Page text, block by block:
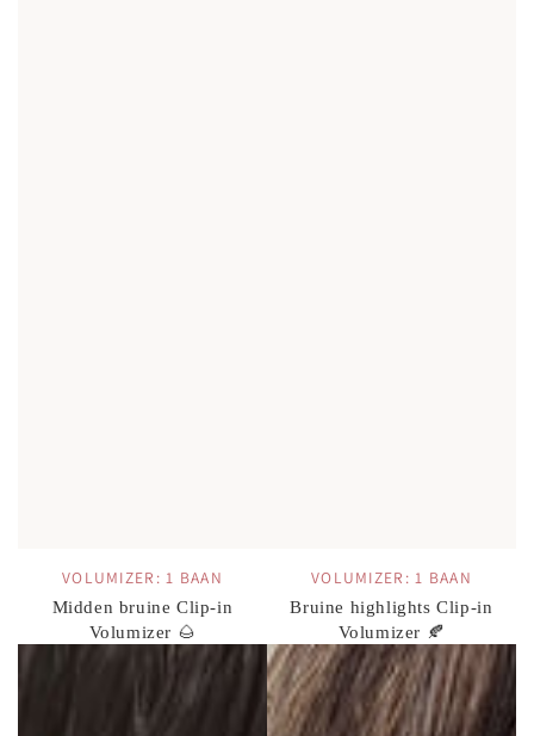
VOLUMIZER: 1 BAAN
Midden bruine Clip-in
Volumizer 🌰
VOLUMIZER: 1 BAAN
Bruine highlights Clip-in
Volumizer 🍂